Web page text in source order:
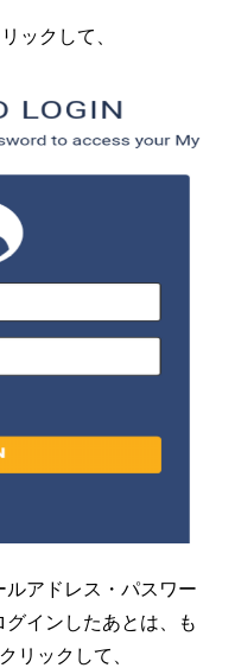
ックして、
アドレス・パスワー
グインしたあとは、も
リックして、